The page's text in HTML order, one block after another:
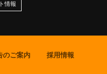
情報
のご案内 採用情報